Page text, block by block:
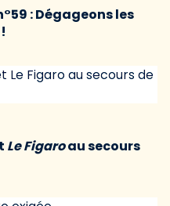
: Dégageons les
Le Figaroau secours